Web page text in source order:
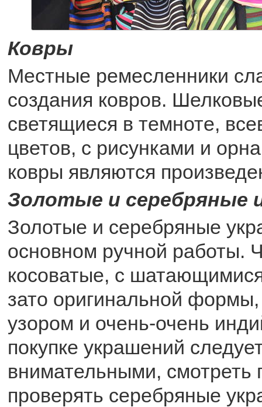
Ковры
Местные ремесленники
создания ковров.
светящиеся в темноте,
цветов, с рисунками и
ковры являются
Золотые и серебряные
Золотые и серебряные
основном ручной работы.
косоватые, с
зато оригинальной
узором и очень-очень
покупке украшений
внимательными, смотреть
проверять серебряные